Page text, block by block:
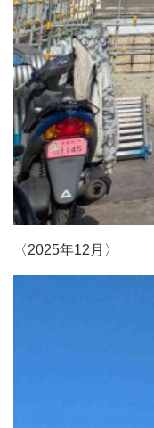
〈2025年12月〉